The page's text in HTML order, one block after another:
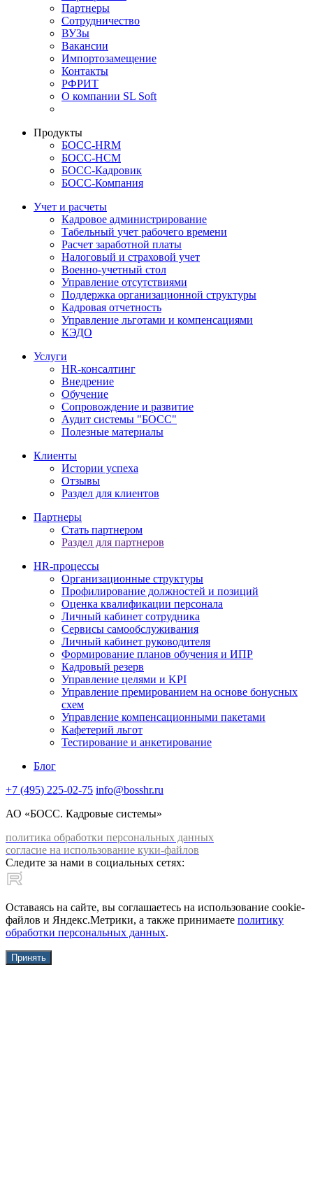
Партнеры
Сотрудничество
ВУЗы
Вакансии
Импортозамещение
Контакты
РФРИТ
О компании SL Soft
Продукты
БОСС-HRM
БОСС-HCM
БОСС-Кадровик
БОСС-Компания
Учет и расчеты
Кадровое администрирование
Табельный учет рабочего времени
Расчет заработной платы
Налоговый и страховой учет
Военно-учетный стол
Управление отсутствиями
Поддержка организационной структуры
Кадровая отчетность
Управление льготами и компенсациями
КЭДО
Услуги
HR-консалтинг
Внедрение
Обучение
Сопровождение и развитие
Аудит системы "БОСС"
Полезные материалы
Клиенты
Истории успеха
Отзывы
Раздел для клиентов
Партнеры
Стать партнером
Раздел для партнеров
HR-процессы
Организационные структуры
Профилирование должностей и позиций
Оценка квалификации персонала
Личный кабинет сотрудника
Сервисы самообслуживания
Личный кабинет руководителя
Формирование планов обучения и ИПР
Кадровый резерв
Управление целями и KPI
Управление премированием на основе бонусных
схем
Управление компенсационными пакетами
Кафетерий льгот
Тестирование и анкетирование
Блог
+7 (495) 225-02-75 info@bosshr.ru
АО «БОСС. Кадровые системы»
политика обработки персональных данных
согласие на использование куки-файлов
Следите за нами в социальных сетях:
Оставаясь на сайте, вы соглашаетесь на использование cookie-
файлов и Яндекс.Метрики, а также принимаете политику
обработки персональных данных.
Принять